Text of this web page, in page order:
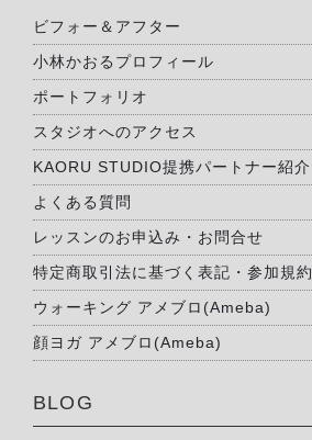
ビフォー＆アフター
小林かおるプロフィール
ポートフォリオ
スタジオへのアクセス
KAORU STUDIO提携パートナー紹介
よくある質問
レッスンのお申込み・お問合せ
特定商取引法に基づく表記・参加規約
ウォーキング アメブロ(Ameba)
顔ヨガ アメブロ(Ameba)
BLOG